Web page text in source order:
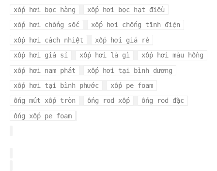
xốp hơi bọc hàng
xốp hơi bọc hạt điều
xốp hơi chống sốc
xốp hơi chống tĩnh điện
xốp hơi cách nhiệt
xốp hơi giá rẻ
xốp hơi giá sỉ
xốp hơi là gì
xốp hơi màu hồng
xốp hơi nam phát
xốp hơi tại bình dương
xốp hơi tại bình phước
xốp pe foam
ống mút xốp tròn
ống rod xốp
ống rod đặc
ống xốp pe foam